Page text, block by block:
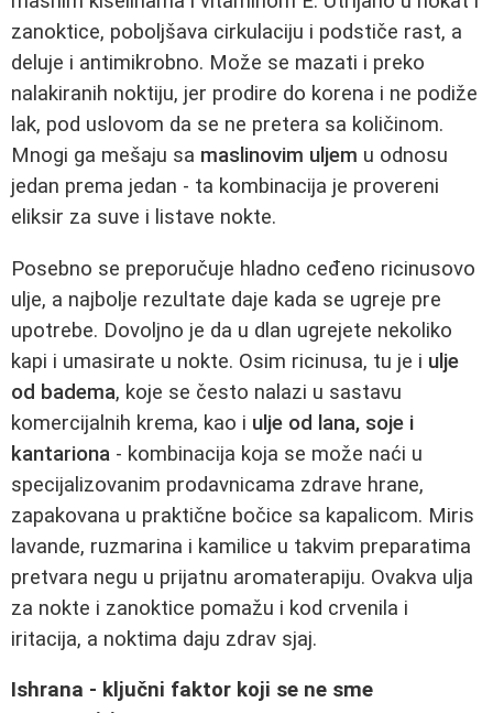
zanoktice, poboljšava cirkulaciju i podstiče rast, a
deluje i antimikrobno. Može se mazati i preko
nalakiranih noktiju, jer prodire do korena i ne podiže
lak, pod uslovom da se ne pretera sa količinom.
Mnogi ga mešaju sa maslinovim uljem u odnosu
jedan prema jedan - ta kombinacija je provereni
eliksir za suve i listave nokte.
Posebno se preporučuje hladno ceđeno ricinusovo
ulje, a najbolje rezultate daje kada se ugreje pre
upotrebe. Dovoljno je da u dlan ugrejete nekoliko
kapi i umasirate u nokte. Osim ricinusa, tu je i ulje
od badema, koje se često nalazi u sastavu
komercijalnih krema, kao i ulje od lana, soje i
kantariona - kombinacija koja se može naći u
specijalizovanim prodavnicama zdrave hrane,
zapakovana u praktične bočice sa kapalicom. Miris
lavande, ruzmarina i kamilice u takvim preparatima
pretvara negu u prijatnu aromaterapiju. Ovakva ulja
za nokte i zanoktice pomažu i kod crvenila i
iritacija, a noktima daju zdrav sjaj.
Ishrana - ključni faktor koji se ne sme